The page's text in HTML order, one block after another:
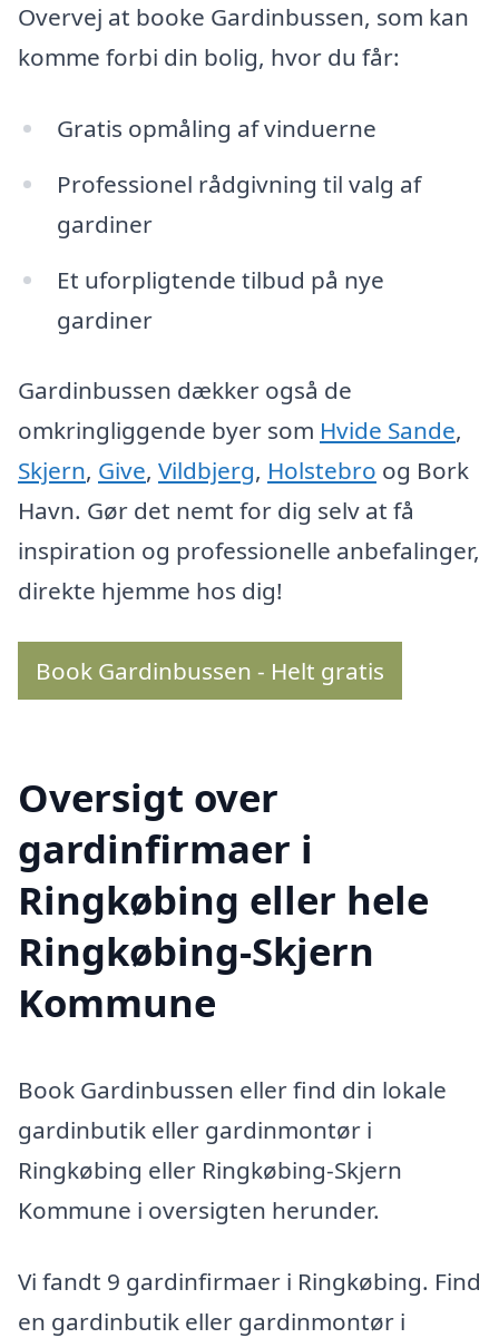
Overvej at booke Gardinbussen, som kan
komme forbi din bolig, hvor du får:
Gratis opmåling af vinduerne
Professionel rådgivning til valg af
gardiner
Et uforpligtende tilbud på nye
gardiner
Gardinbussen dækker også de
omkringliggende byer som Hvide Sande,
Skjern, Give, Vildbjerg, Holstebro og Bork
Havn. Gør det nemt for dig selv at få
inspiration og professionelle anbefalinger,
direkte hjemme hos dig!
Book Gardinbussen - Helt gratis
Oversigt over
gardinfirmaer i
Ringkøbing eller hele
Ringkøbing-Skjern
Kommune
Book Gardinbussen eller find din lokale
gardinbutik eller gardinmontør i
Ringkøbing eller Ringkøbing-Skjern
Kommune i oversigten herunder.
Vi fandt 9 gardinfirmaer i Ringkøbing. Find
en gardinbutik eller gardinmontør i